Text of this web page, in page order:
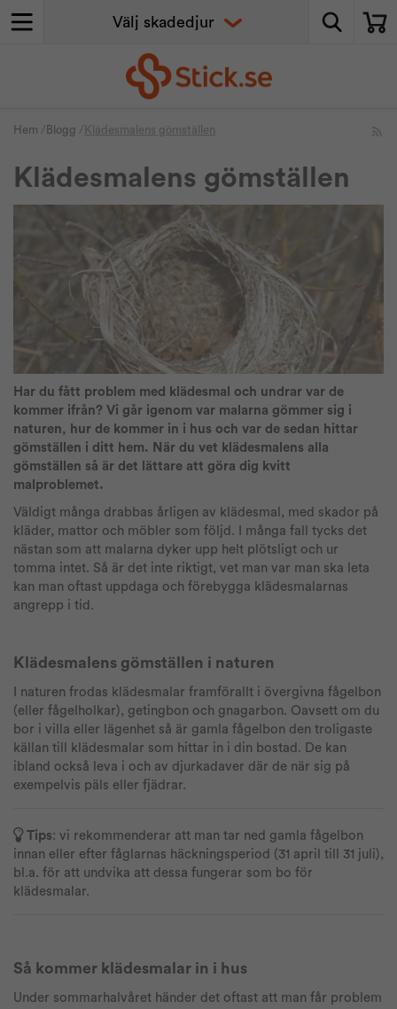
Hem / Blogg / Klädesmalens gömställen
Klädesmalens gömställen
Har du fått problem med klädesmal och undrar var de
kommer ifrån? Vi går igenom var malarna gömmer sig i
naturen, hur de kommer in i hus och var de sedan hittar
gömställen i ditt hem. När du vet klädesmalens alla
gömställen så är det lättare att göra dig kvitt
malproblemet.
Väldigt många drabbas årligen av klädesmal, med skador på
kläder, mattor och möbler som följd. I många fall tycks det
nästan som att malarna dyker upp helt plötsligt och ur
tomma intet. Så är det inte riktigt, vet man var man ska leta
kan man oftast uppdaga och förebygga klädesmalarnas
angrepp i tid.
Klädesmalens gömställen i naturen
I naturen frodas klädesmalar framförallt i övergivna fågelbon
(eller fågelholkar), getingbon och gnagarbon. Oavsett om du
bor i villa eller lägenhet så är gamla fågelbon den troligaste
källan till klädesmalar som hittar in i din bostad. De kan
ibland också leva i och av djurkadaver där de när sig på
exempelvis päls eller fjädrar.
Tips: vi rekommenderar att man tar ned gamla fågelbon
innan eller efter fåglarnas häckningsperiod (31 april till 31 juli),
bl.a. för att undvika att dessa fungerar som bo för
klädesmalar.
Så kommer klädesmalar in i hus
Under sommarhalvåret händer det oftast att man får problem